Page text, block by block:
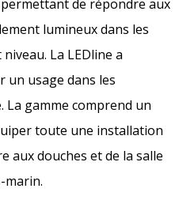
de répondre aux
lumineux dans les
La LEDline a
un usage dans les
La gamme comprend un
toute une installation
aux douches et de la salle
marin.